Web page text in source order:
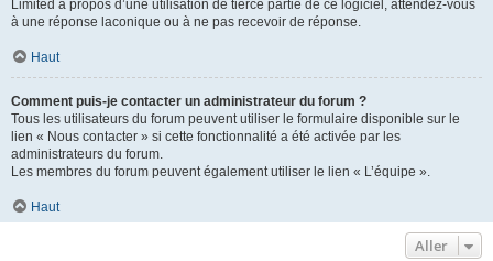
Limited à propos d’une utilisation de tierce partie de ce logiciel, attendez-vous
à une réponse laconique ou à ne pas recevoir de réponse.
Haut
Comment puis-je contacter un administrateur du forum ?
Tous les utilisateurs du forum peuvent utiliser le formulaire disponible sur le
lien « Nous contacter » si cette fonctionnalité a été activée par les
administrateurs du forum.
Les membres du forum peuvent également utiliser le lien « L’équipe ».
Haut
Aller